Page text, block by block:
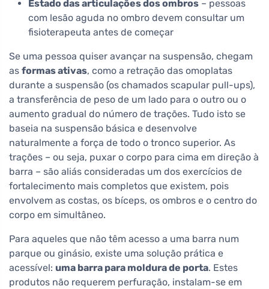
Estado das articulações dos ombros – pessoas
com lesão aguda no ombro devem consultar um
fisioterapeuta antes de começar
Se uma pessoa quiser avançar na suspensão, chegam
as formas ativas, como a retração das omoplatas
durante a suspensão (os chamados scapular pull-ups),
a transferência de peso de um lado para o outro ou o
aumento gradual do número de trações. Tudo isto se
baseia na suspensão básica e desenvolve
naturalmente a força de todo o tronco superior. As
trações – ou seja, puxar o corpo para cima em direção à
barra – são aliás consideradas um dos exercícios de
fortalecimento mais completos que existem, pois
envolvem as costas, os bíceps, os ombros e o centro do
corpo em simultâneo.
Para aqueles que não têm acesso a uma barra num
parque ou ginásio, existe uma solução prática e
acessível: uma barra para moldura de porta. Estes
produtos não requerem perfuração, instalam-se em